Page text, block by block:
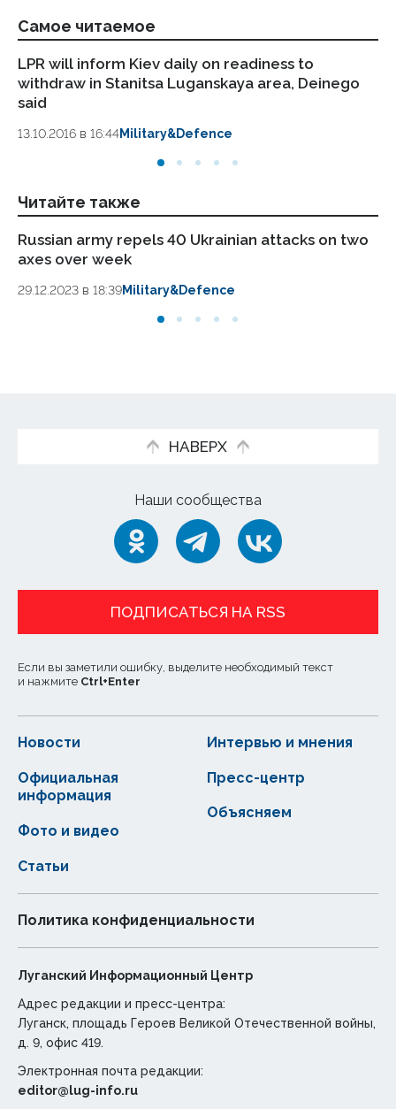
Самое читаемое
LPR will inform Kiev daily on readiness to
withdraw in Stanitsa Luganskaya area, Deinego
said
13.10.2016 в 16:44Military&Defence
Читайте также
Russian army repels 40 Ukrainian attacks on two
axes over week
29.12.2023 в 18:39Military&Defence
НАВЕРХ
Наши сообщества
ПОДПИСАТЬСЯ НА RSS
Если вы заметили ошибку, выделите необходимый текст
и нажмите Ctrl+Enter
Новости
Статьи
Официальная
информация
Интервью и мнения
Фото и видео
Пресс-центр
Объясняем
Политика конфиденциальности
Луганский Информационный Центр
Адрес редакции и пресс-центра:
Луганск, площадь Героев Великой Отечественной войны,
д. 9, офис 419.
Электронная почта редакции:
editor@lug-info.ru